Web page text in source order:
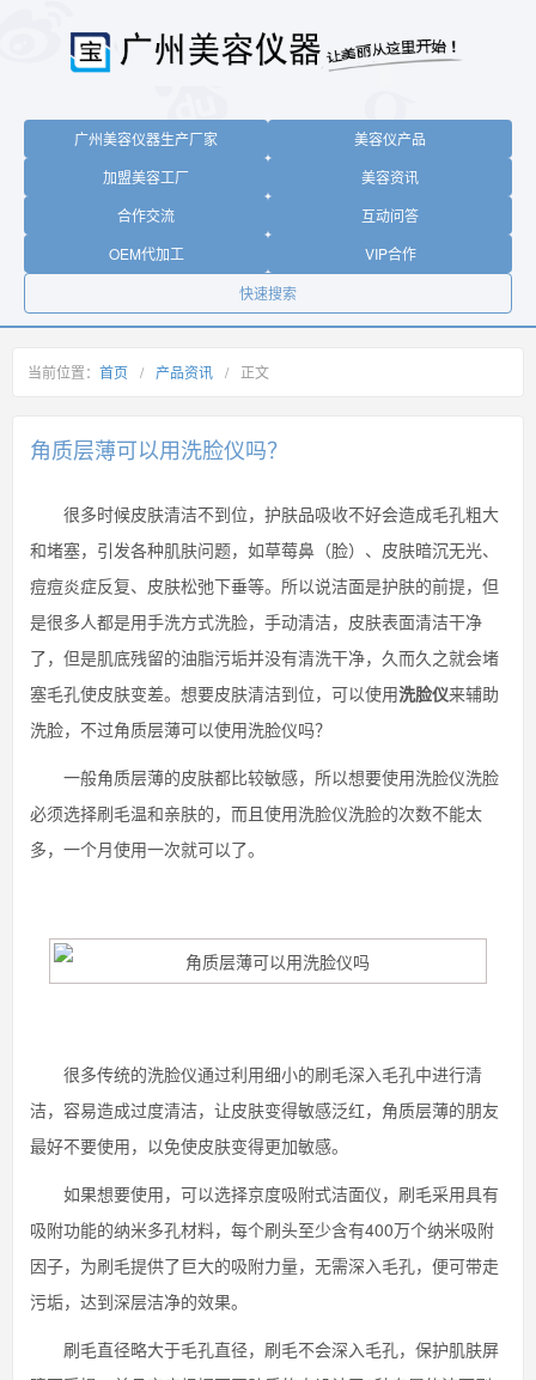
广州美容仪器生产厂家
美容仪产品
加盟美容工厂
美容资讯
合作交流
互动问答
OEM代加工
VIP合作
快速搜索
当前位置： 首页 / 产品资讯 / 正文
角质层薄可以用洗脸仪吗？
很多时候皮肤清洁不到位，护肤品吸收不好会造成毛孔粗大
和堵塞，引发各种肌肤问题，如草莓鼻（脸）、皮肤暗沉无光、
痘痘炎症反复、皮肤松弛下垂等。所以说洁面是护肤的前提，但
是很多人都是用手洗方式洗脸，手动清洁，皮肤表面清洁干净
了，但是肌底残留的油脂污垢并没有清洗干净，久而久之就会堵
塞毛孔使皮肤变差。想要皮肤清洁到位，可以使用洗脸仪来辅助
洗脸，不过角质层薄可以使用洗脸仪吗？
一般角质层薄的皮肤都比较敏感，所以想要使用洗脸仪洗脸
必须选择刷毛温和亲肤的，而且使用洗脸仪洗脸的次数不能太
多，一个月使用一次就可以了。
很多传统的洗脸仪通过利用细小的刷毛深入毛孔中进行清
洁，容易造成过度清洁，让皮肤变得敏感泛红，角质层薄的朋友
最好不要使用，以免使皮肤变得更加敏感。
如果想要使用，可以选择京度吸附式洁面仪，刷毛采用具有
吸附功能的纳米多孔材料，每个刷头至少含有400万个纳米吸附
因子，为刷毛提供了巨大的吸附力量，无需深入毛孔，便可带走
污垢，达到深层洁净的效果。
刷毛直径略大于毛孔直径，刷毛不会深入毛孔，保护肌肤屏